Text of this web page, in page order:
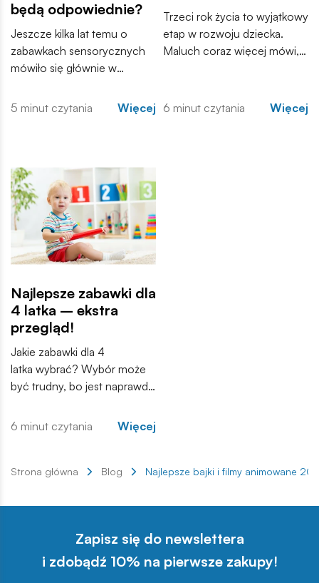
będą odpowiednie?
Jeszcze kilka lat temu o
zabawkach sensorycznych
mówiło się głównie w
poradniach wspierających
od jakiego wieku zabawki
sensoryczne będą
odpowiednie?
5 minut czytania Więcej
Trzeci rok życia to wyjątkowy
etap w rozwoju dziecka.
Maluch coraz więcej mówi,
historie podczas zabawy.
6 minut czytania Więcej
Najlepsze zabawki dla
4 latka – ekstra
przegląd!
Jakie zabawki dla 4
latka wybrać? Wybór może
być trudny, bo jest naprawdę
pierwszy rzut oka wiadomo
dla dzieci w wieku 4 lat.
propozycji podpowiadamy
podczas zakupów. Dzięki
temu każdy bez problemu
6 minut czytania Więcej
Strona główna Blog Najlepsze bajki i filmy animowane
Zapisz się do newslettera
i zdobądź 10% na pierwsze zakupy!